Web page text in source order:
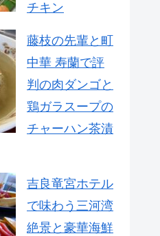
チキン
藤枝の先輩と町
中華 寿蘭で評
判の肉ダンゴと
鶏ガラスープの
チャーハン茶漬
吉良竜宮ホテル
で味わう三河湾
絶景と豪華海鮮